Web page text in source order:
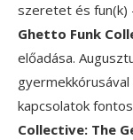
szeretet és fun(k)
Ghetto Funk
előadása.
kapcsolatok
Collective: The